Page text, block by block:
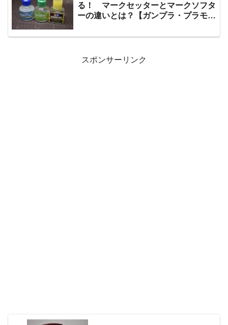
る！ マークセッターとマークソフタ
ーの違いとは？【ガンプラ・プラモデ
スポンサーリンク